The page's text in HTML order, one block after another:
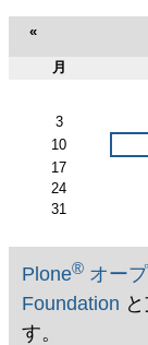
«
月
3
10
17
24
31
Plone®オー
Foundation
す。